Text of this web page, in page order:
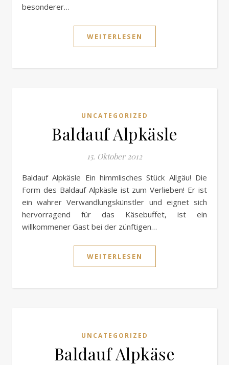
besonderer…
WEITERLESEN
UNCATEGORIZED
Baldauf Alpkäsle
15. Oktober 2012
Baldauf Alpkäsle Ein himmlisches Stück Allgäu! Die
Form des Baldauf Alpkäsle ist zum Verlieben! Er ist
ein wahrer Verwandlungskünstler und eignet sich
hervorragend für das Käsebuffet, ist ein
willkommener Gast bei der zünftigen…
WEITERLESEN
UNCATEGORIZED
Baldauf Alpkäse